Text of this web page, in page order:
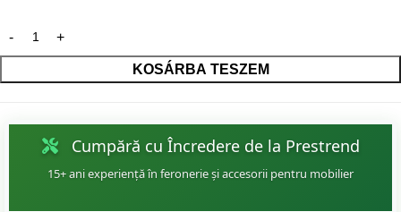
KOSÁRBA TESZEM
Cumpără cu Încredere de la Prestrend
15+ ani experiență în feronerie și accesorii pentru mobilier